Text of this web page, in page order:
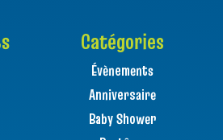
Catégories
Évènements
Anniversaire
Baby Shower